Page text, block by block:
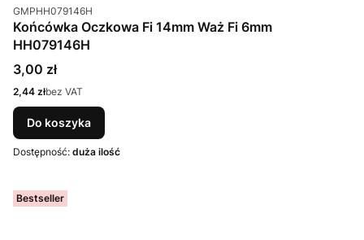
Kod produktu
GMPHH079146H
Końcówka Oczkowa Fi 14mm Waż Fi 6mm
HH079146H
Cena
3,00 zł
Cena
2,44 złbez VAT
Do koszyka
Dostępność: duża ilość
Bestseller